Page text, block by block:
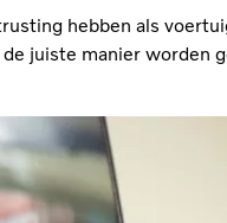
hebben als
juiste manier worden